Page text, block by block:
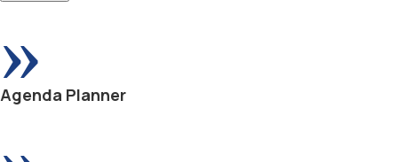
»
Agenda Planner